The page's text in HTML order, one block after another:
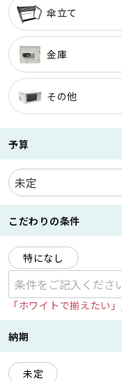
傘立て
金庫
その他
予算
こだわりの条件
特になし
「ホワイトで揃えたい
納期
未定